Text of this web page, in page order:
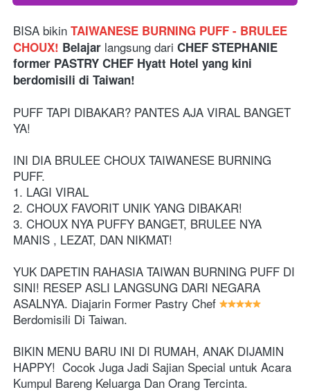
BISA bikin TAIWANESE BURNING PUFF - BRULEE
CHOUX! Belajar langsung dari CHEF STEPHANIE
former PASTRY CHEF Hyatt Hotel yang kini
berdomisili di Taiwan!
PUFF TAPI DIBAKAR? PANTES AJA VIRAL BANGET
YA!
INI DIA BRULEE CHOUX TAIWANESE BURNING
PUFF.
1. LAGI VIRAL
2. CHOUX FAVORIT UNIK YANG DIBAKAR!
3. CHOUX NYA PUFFY BANGET, BRULEE NYA
MANIS , LEZAT, DAN NIKMAT!
YUK DAPETIN RAHASIA TAIWAN BURNING PUFF DI
SINI! RESEP ASLI LANGSUNG DARI NEGARA
ASALNYA. Diajarin Former Pastry Chef
Berdomisili Di Taiwan.
BIKIN MENU BARU INI DI RUMAH, ANAK DIJAMIN
HAPPY!  Cocok Juga Jadi Sajian Special untuk Acara
Kumpul Bareng Keluarga Dan Orang Tercinta.